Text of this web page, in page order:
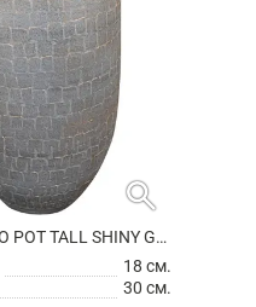
search
ВАЗА RENZO POT TALL SHINY GREY
18 см.
30 см.